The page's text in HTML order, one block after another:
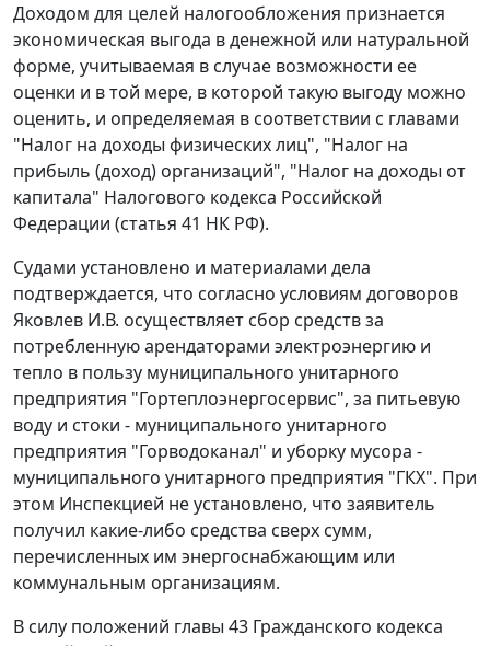
Доходом для целей налогообложения признается
экономическая выгода в денежной или натуральной
форме, учитываемая в случае возможности ее
оценки и в той мере, в которой такую выгоду можно
оценить, и определяемая в соответствии с главами
"Налог на доходы физических лиц", "Налог на
прибыль (доход) организаций", "Налог на доходы от
капитала" Налогового кодекса Российской
Федерации (статья 41 НК РФ).
Судами установлено и материалами дела
подтверждается, что согласно условиям договоров
Яковлев И.В. осуществляет сбор средств за
потребленную арендаторами электроэнергию и
тепло в пользу муниципального унитарного
предприятия "Гортеплоэнергосервис", за питьевую
воду и стоки - муниципального унитарного
предприятия "Горводоканал" и уборку мусора -
муниципального унитарного предприятия "ГКХ". При
этом Инспекцией не установлено, что заявитель
получил какие-либо средства сверх сумм,
перечисленных им энергоснабжающим или
коммунальным организациям.
В силу положений главы 43 Гражданского кодекса